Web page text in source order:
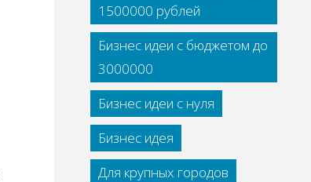
1500000 рублей
Бизнес идеи с бюджетом до
3000000
Бизнес идеи с нуля
Бизнес идея
Для крупных городов